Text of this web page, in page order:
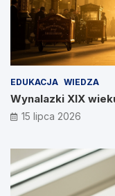
EDUKACJA WIEDZA
Wynalazki XIX
15 lipca 2026